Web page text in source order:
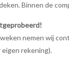
Binnen de
nemen wij
rekening).